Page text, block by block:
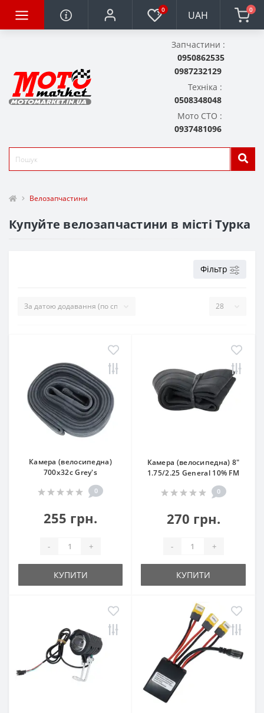
0 UAH 0
Запчастини :
0950862535
0987232129
Техніка :
0508348048
Мото СТО :
0937481096
Велозапчастини
Купуйте велозапчастини в місті Турка
Фільтр
Камера (велосипедна)
700x32c Grey's
0
255 грн.
- +
КУПИТИ
Камера (велосипедна) 8"
1.75/2.25 General 10% FM
0
270 грн.
- +
КУПИТИ